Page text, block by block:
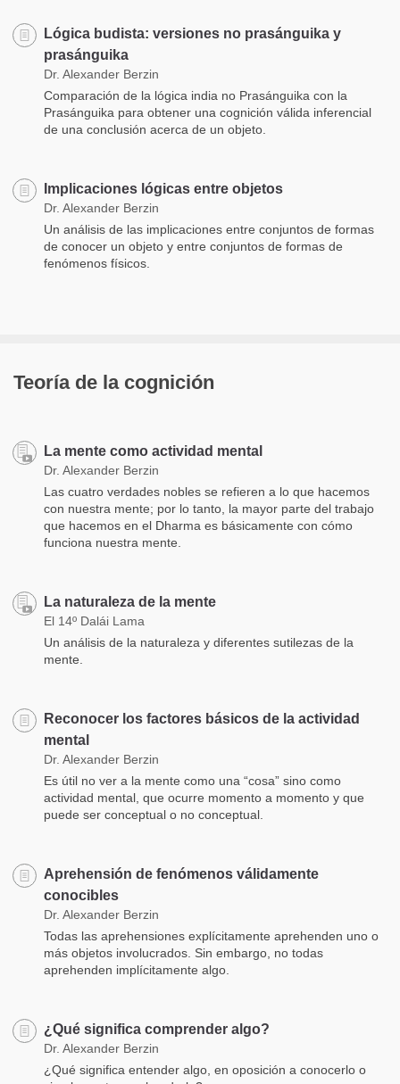
Lógica budista: versiones no prasánguika y
prasánguika
Dr. Alexander Berzin
Comparación de la lógica india no Prasánguika con la
Prasánguika para obtener una cognición válida inferencial
de una conclusión acerca de un objeto.
Implicaciones lógicas entre objetos
Dr. Alexander Berzin
Un análisis de las implicaciones entre conjuntos de formas
de conocer un objeto y entre conjuntos de formas de
fenómenos físicos.
Teoría de la cognición
La mente como actividad mental
Dr. Alexander Berzin
Las cuatro verdades nobles se refieren a lo que hacemos
con nuestra mente; por lo tanto, la mayor parte del trabajo
que hacemos en el Dharma es básicamente con cómo
funciona nuestra mente.
La naturaleza de la mente
El 14º Dalái Lama
Un análisis de la naturaleza y diferentes sutilezas de la
mente.
Reconocer los factores básicos de la actividad
mental
Dr. Alexander Berzin
Es útil no ver a la mente como una “cosa” sino como
actividad mental, que ocurre momento a momento y que
puede ser conceptual o no conceptual.
Aprehensión de fenómenos válidamente
conocibles
Dr. Alexander Berzin
Todas las aprehensiones explícitamente aprehenden uno o
más objetos involucrados. Sin embargo, no todas
aprehenden implícitamente algo.
¿Qué significa comprender algo?
Dr. Alexander Berzin
¿Qué significa entender algo, en oposición a conocerlo o